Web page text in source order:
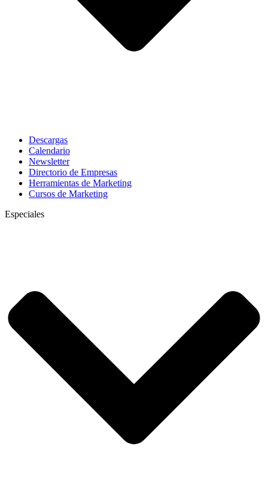
Descargas
Calendario
Newsletter
Directorio de Empresas
Herramientas de Marketing
Cursos de Marketing
Especiales